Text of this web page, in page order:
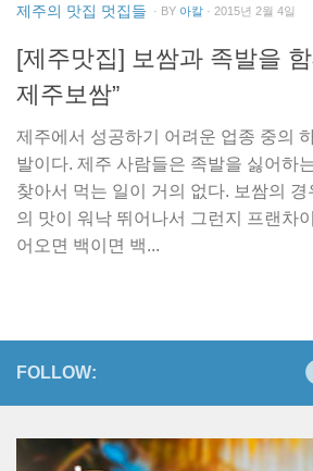
제주의 맛집 멋집들 · BY 아칼 · 2015년 2월 4일
[제주맛집] 보쌈과 족발을
제주보쌈”
제주에서 성공하기 어려운 업종 중의
발이다. 제주 사람들은 족발을 싫어하
찾아서 먹는 일이 거의 없다. 보쌈의 경
의 맛이 워낙 뛰어나서 그런지 프랜차
어오면 백이면 백...
FOLLOW: